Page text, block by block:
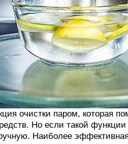
очистки паром, которая
Но если такой функции
Наиболее